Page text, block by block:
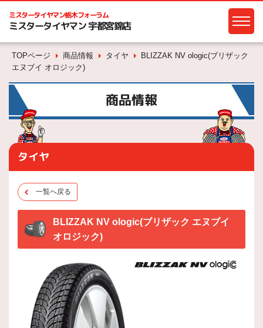
ミスタータイヤマン栃木フォーラム
ミスタータイヤマン 宇都宮錦店
TOPページ 商品情報 タイヤ
BLIZZAK NV ologic(ブリザック
エヌブイ オロジック)
商品情報
タイヤ
一覧へ戻る
BLIZZAK NV ologic(ブリザック エヌブイ
オロジック)